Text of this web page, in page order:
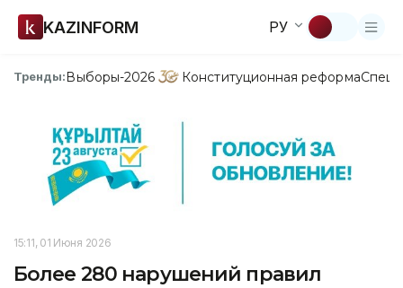
KAZINFORM РУ
Тренды:Выборы-2026 Конституционная реформа
15:11, 01 Июня 2026
Более 280 нарушений правил